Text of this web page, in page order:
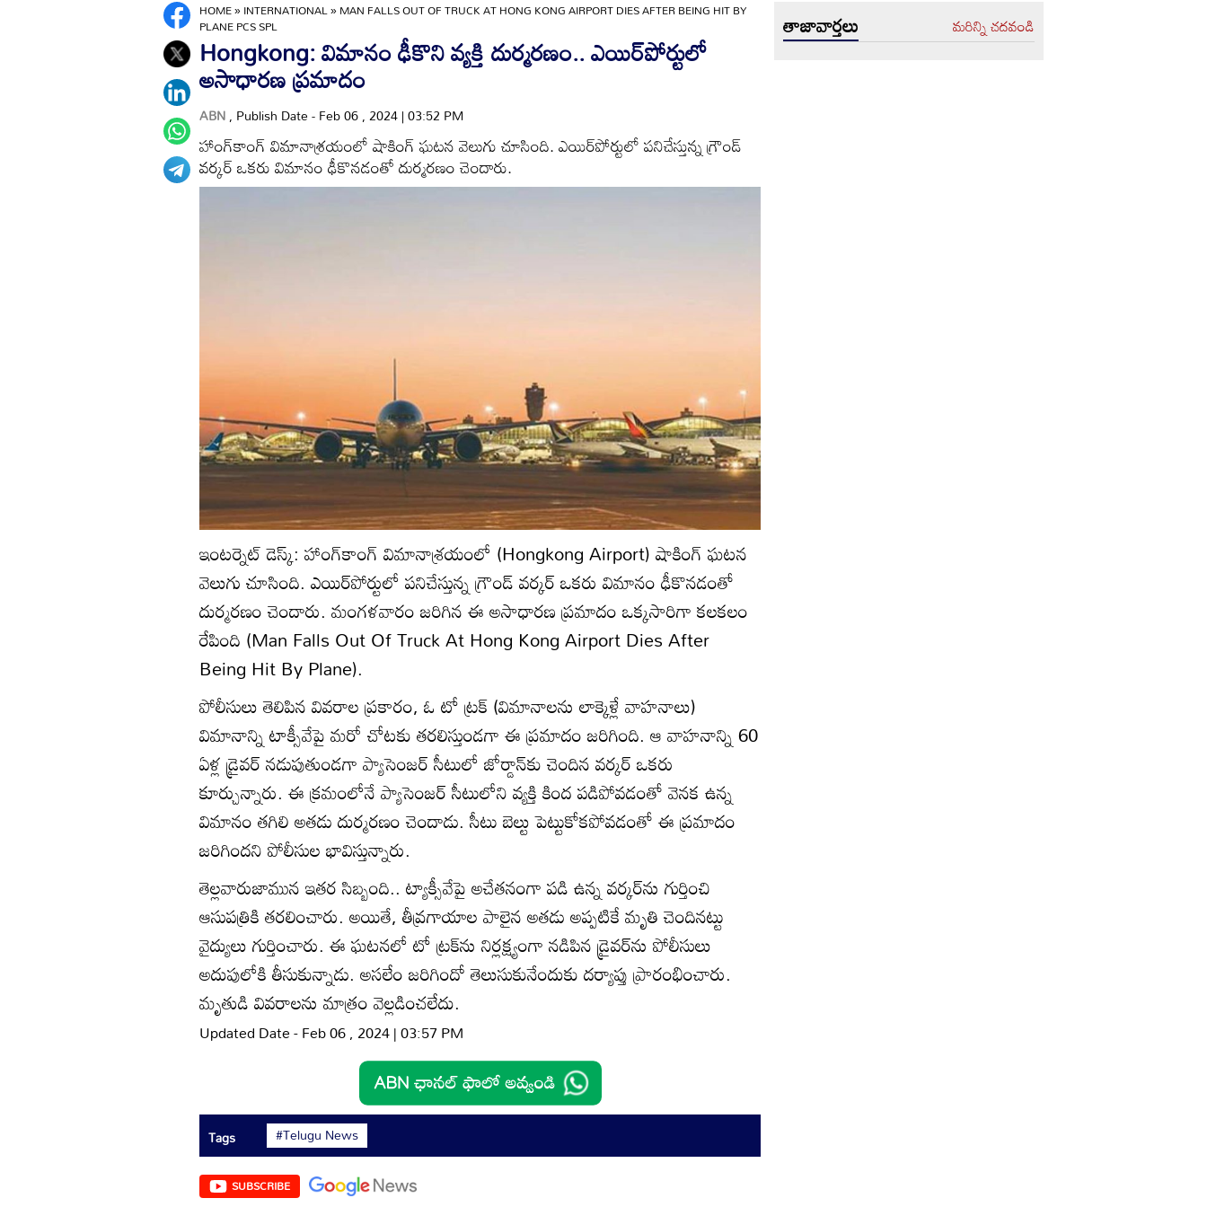
HOME»INTERNATIONAL»MAN FALLS OUT OF TRUCK AT HONG KONG AIRPORT DIES AFTER BEING HIT BY
PLANE PCS SPL
Hongkong: విమానం ఢీకొని వ్యక్తి దుర్మరణం.. ఎయిర్‌పోర్టులో
అసాధారణ ప్రమాదం
ABN, Publish Date - Feb 06 , 2024 | 03:52 PM
హాంగ్‌కాంగ్ విమానాశ్రయంలో షాకింగ్ ఘటన వెలుగు చూసింది. ఎయిర్‌పోర్టులో పనిచేస్తున్న గ్రౌండ్
వర్కర్ ఒకరు విమానం ఢీకొనడంతో దుర్మరణం చెందారు.
ఇంటర్నెట్ డెస్క్: హాంగ్‌కాంగ్ విమానాశ్రయంలో (Hongkong Airport) షాకింగ్ ఘటన
వెలుగు చూసింది. ఎయిర్‌పోర్టులో పనిచేస్తున్న గ్రౌండ్ వర్కర్ ఒకరు విమానం ఢీకొనడంతో
దుర్మరణం చెందారు. మంగళవారం జరిగిన ఈ అసాధారణ ప్రమాదం ఒక్కసారిగా కలకలం
రేపింది (Man Falls Out Of Truck At Hong Kong Airport Dies After
Being Hit By Plane).
పోలీసులు తెలిపిన వివరాల ప్రకారం, ఓ టో ట్రక్ (విమానాలను లాక్కెళ్లే వాహనాలు)
విమానాన్ని టాక్సీవేపై మరో చోటకు తరలిస్తుండగా ఈ ప్రమాదం జరిగింది. ఆ వాహనాన్ని 60
ఏళ్ల డ్రైవర్ నడుపుతుండగా ప్యాసెంజర్ సీటులో జోర్డాన్‌కు చెందిన వర్కర్ ఒకరు
కూర్చున్నారు. ఈ క్రమంలోనే ప్యాసెంజర్ సీటులోని వ్యక్తి కింద పడిపోవడంతో వెనక ఉన్న
విమానం తగిలి అతడు దుర్మరణం చెందాడు. సీటు బెల్టు పెట్టుకోకపోవడంతో ఈ ప్రమాదం
జరిగిందని పోలీసుల భావిస్తున్నారు.
తెల్లవారుజామున ఇతర సిబ్బంది.. ట్యాక్సీవేపై అచేతనంగా పడి ఉన్న వర్కర్‌ను గుర్తించి
ఆసుపత్రికి తరలించారు. అయితే, తీవ్రగాయాల పాలైన అతడు అప్పటికే మృతి చెందినట్టు
వైద్యులు గుర్తించారు. ఈ ఘటనలో టో ట్రక్‌ను నిర్లక్ష్యంగా నడిపిన డ్రైవర్‌ను పోలీసులు
అదుపులోకి తీసుకున్నాడు. అసలేం జరిగిందో తెలుసుకునేందుకు దర్యాప్తు ప్రారంభించారు.
మృతుడి వివరాలను మాత్రం వెల్లడించలేదు.
Updated Date - Feb 06 , 2024 | 03:57 PM
Tags #Telugu News
SUBSCRIBE
తాజావార్తలు మరిన్ని చదవండి